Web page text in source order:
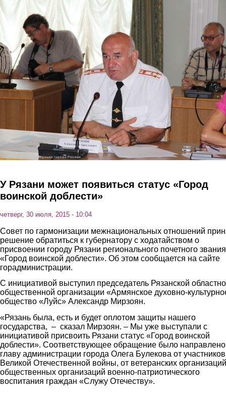
Перейти к основному содержанию
У Рязани может появиться статус «Город
воинской доблести»
четверг, 30 июля, 2015 - 10:04
Совет по гармонизации межнациональных отношений
решение обратиться к губернатору с ходатайством о
присвоении городу Рязани регионального почетного звания
«Город воинской доблести». Об этом сообщается на сайте
горадминистрации.
С инициативой выступил председатель Рязанской
общественной организации «Армянское духовно-
общество «Луйс» Александр Мирзоян.
«Рязань была, есть и будет оплотом защиты нашего
государства, – сказал Мирзоян. – Мы уже выступали с
инициативой присвоить Рязани статус «Город воинской
доблести». Соответствующее обращение было
главу администрации города Олега Булекова от участников
Великой Отечественной войны, от ветеранских
общественных организаций военно-патриотического
воспитания граждан «Служу Отечеству».